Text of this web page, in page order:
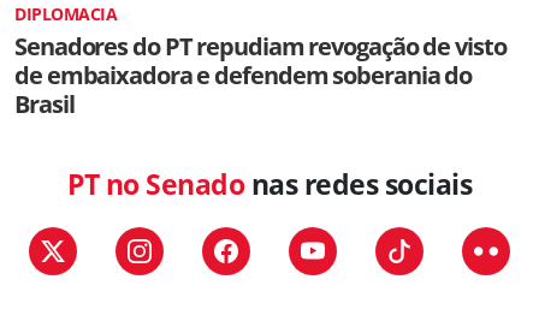
DIPLOMACIA
Senadores do PT repudiam revogação de visto
de embaixadora e defendem soberania do
Brasil
PT no Senadonas redes sociais